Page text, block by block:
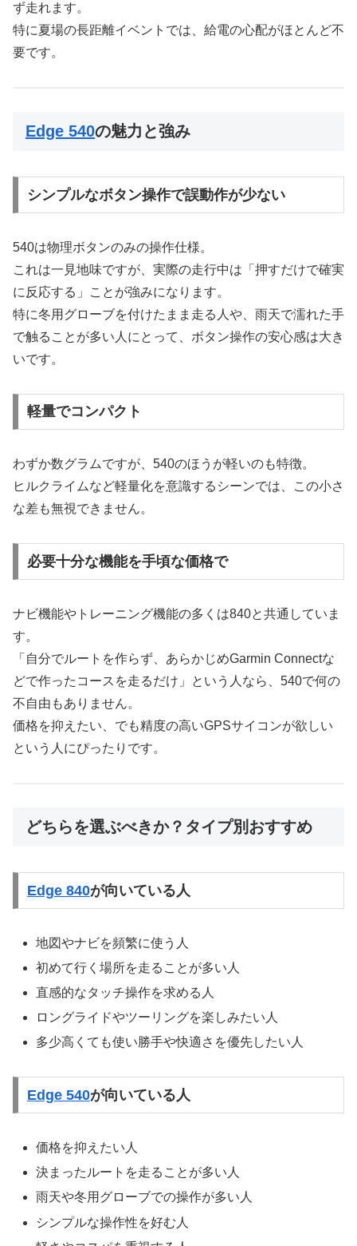
ず走れます。
特に夏場の長距離イベントでは、給電の心配がほとんど不
要です。
Edge 540の魅力と強み
シンプルなボタン操作で誤動作が少ない
540は物理ボタンのみの操作仕様。
これは一見地味ですが、実際の走行中は「押すだけで確実
に反応する」ことが強みになります。
特に冬用グローブを付けたまま走る人や、雨天で濡れた手
で触ることが多い人にとって、ボタン操作の安心感は大き
いです。
軽量でコンパクト
わずか数グラムですが、540のほうが軽いのも特徴。
ヒルクライムなど軽量化を意識するシーンでは、この小さ
な差も無視できません。
必要十分な機能を手頃な価格で
ナビ機能やトレーニング機能の多くは840と共通していま
す。
「自分でルートを作らず、あらかじめGarmin Connectな
どで作ったコースを走るだけ」という人なら、540で何の
不自由もありません。
価格を抑えたい、でも精度の高いGPSサイコンが欲しい
という人にぴったりです。
どちらを選ぶべきか？タイプ別おすすめ
Edge 840が向いている人
地図やナビを頻繁に使う人
初めて行く場所を走ることが多い人
直感的なタッチ操作を求める人
ロングライドやツーリングを楽しみたい人
多少高くても使い勝手や快適さを優先したい人
Edge 540が向いている人
価格を抑えたい人
決まったルートを走ることが多い人
雨天や冬用グローブでの操作が多い人
シンプルな操作性を好む人